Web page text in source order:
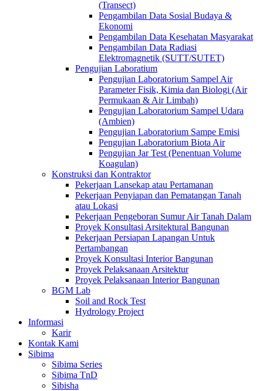
(Transect)
Pengambilan Data Sosial Budaya &
Ekonomi
Pengambilan Data Kesehatan Masyarakat
Pengambilan Data Radiasi
Elektromagnetik (SUTT/SUTET)
Pengujian Laboratium
Pengujian Laboratorium Sampel Air
Parameter Fisik, Kimia dan Biologi (Air
Permukaan & Air Limbah)
Pengujian Laboratorium Sampel Udara
(Ambien)
Pengujian Laboratorium Sampe Emisi
Pengujian Laboratorium Biota Air
Pengujian Jar Test (Penentuan Volume
Koagulan)
Konstruksi dan Kontraktor
Pekerjaan Lansekap atau Pertamanan
Pekerjaan Penyiapan dan Pematangan Tanah
atau Lokasi
Pekerjaan Pengeboran Sumur Air Tanah Dalam
Proyek Konsultasi Arsitektural Bangunan
Pekerjaan Persiapan Lapangan Untuk
Pertambangan
Proyek Konsultasi Interior Bangunan
Proyek Pelaksanaan Arsitektur
Proyek Pelaksanaan Interior Bangunan
BGM Lab
Soil and Rock Test
Hydrology Project
Informasi
Karir
Kontak Kami
Sibima
Sibima Series
Sibima TnD
Sibisha